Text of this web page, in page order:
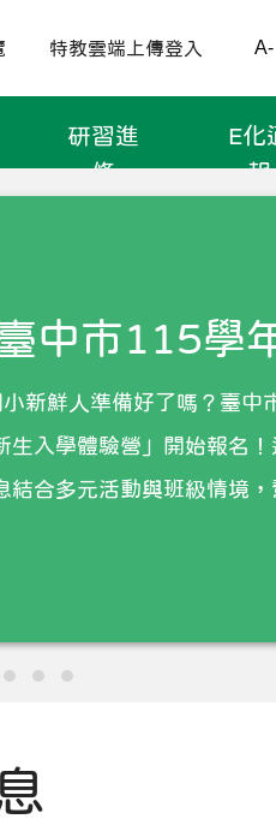
特教雲端上傳登入 A-
研習進
修
E化
報
中市115學
級特教新生
小新鮮人準備好了嗎？臺中
生入學體驗營」開始報名
結合多元活動與班級情境